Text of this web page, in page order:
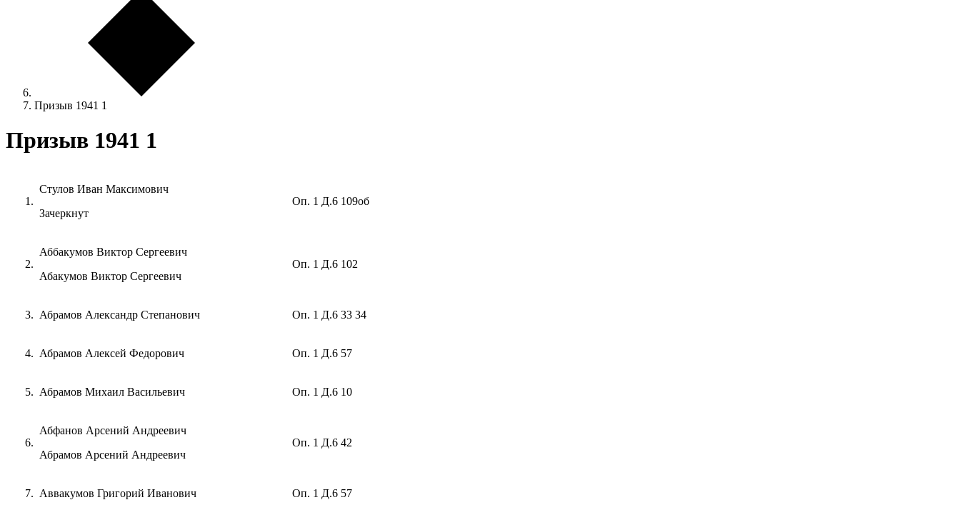
Призыв 1941 1
Призыв 1941 1
Cтулов Иван Максимович
Зачеркнут
Оп. 1 Д.6 109об
Аббакумов Виктор Сергеевич
Абакумов Виктор Сергеевич
Оп. 1 Д.6 102
Абрамов Александр Степанович Оп. 1 Д.6 33 34
Абрамов Алексей Федорович Оп. 1 Д.6 57
Абрамов Михаил Васильевич Оп. 1 Д.6 10
Абфанов Арсений Андреевич
Абрамов Арсений Андреевич
Оп. 1 Д.6 42
Аввакумов Григорий Иванович Оп. 1 Д.6 57